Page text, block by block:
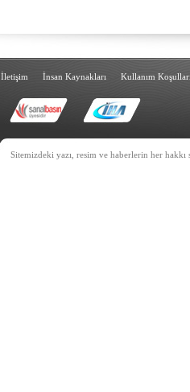
İletişim İnsan Kaynakları
Kullanım
Sitemizdeki yazı, resim ve haberlerin her